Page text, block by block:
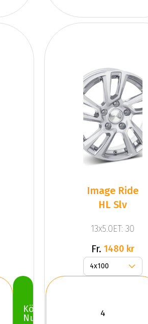
Köp
Nu
Image Ride
HL Slv
13x5.0ET: 30
Fr. 1480 kr